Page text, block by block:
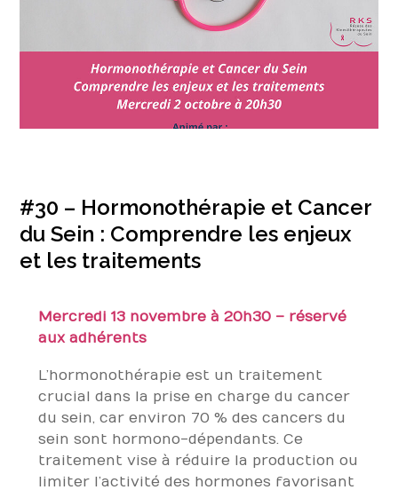
#30 – Hormonothérapie et Cancer
du Sein : Comprendre les enjeux
et les traitements
Mercredi 13 novembre à 20h30 – réservé
aux adhérents
L’hormonothérapie est un traitement
crucial dans la prise en charge du cancer
du sein, car environ 70 % des cancers du
sein sont hormono-dépendants. Ce
traitement vise à réduire la production ou
limiter l’activité des hormones favorisant